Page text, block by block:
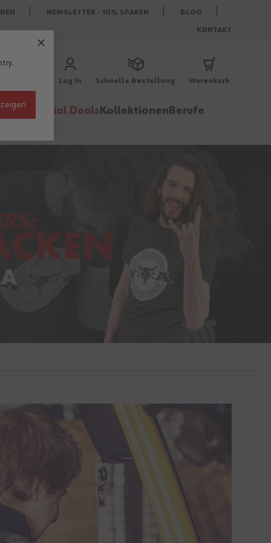
NEWSLETTER - 10% SPAREN BLOG
KONTAKT
Log In Schnelle Bestellung Warenkorb
Special Deals Kollektionen Berufe